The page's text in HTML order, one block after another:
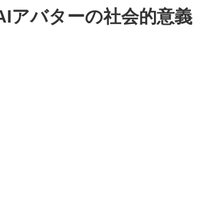
アバターの社会的意義